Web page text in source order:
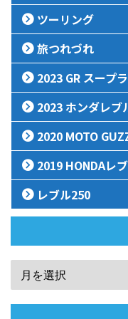
ツーリング
旅つれづれ
2023 GR スープ
2023 ホンダレブ
2020 MOTO
2019 HONDAレ
レブル250